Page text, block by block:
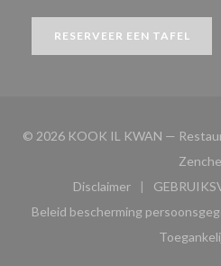
RESERVEER EEN TAFEL
© 2026 KOOK IL KWAN —
Disclaimer
((opent in een
Beleid bescherming
((opent in